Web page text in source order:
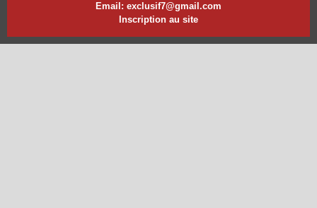
Email: exclusif7@gmail.com
Inscription au site